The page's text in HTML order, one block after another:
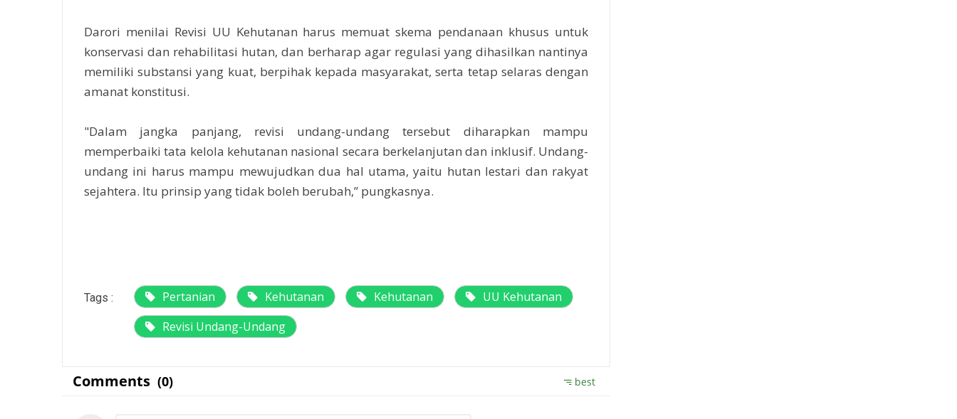
Darori menilai Revisi UU Kehutanan harus memuat skema pendanaan khusus untuk
konservasi dan rehabilitasi hutan, dan berharap agar regulasi yang dihasilkan nantinya
memiliki substansi yang kuat, berpihak kepada masyarakat, serta tetap selaras dengan
amanat konstitusi.
"Dalam jangka panjang, revisi undang-undang tersebut diharapkan mampu
memperbaiki tata kelola kehutanan nasional secara berkelanjutan dan inklusif. Undang-
undang ini harus mampu mewujudkan dua hal utama, yaitu hutan lestari dan rakyat
sejahtera. Itu prinsip yang tidak boleh berubah,” pungkasnya.
Tags : Pertanian Kehutanan Kehutanan
UU Kehutanan
Revisi Undang-Undang